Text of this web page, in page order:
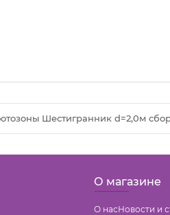
Шестигранник d=2,0м
О магазине
О насНовости и